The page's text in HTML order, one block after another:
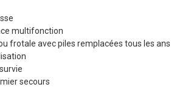
multifonction
frotale avec piles remplacées tous les ans
secours